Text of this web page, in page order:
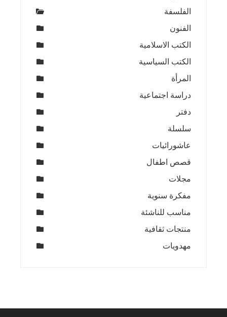
الفلسفة
الفنون
الكتب الاسلامية
الكتب السياسية
المرأة
دراسة اجتماعية
دفتر
سلسلة
عاشورائيات
قصص اطفال
مجلات
مفكرة سنوية
مناسب للناشئة
منتجات ثقافية
مهدويات